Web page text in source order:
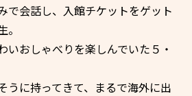
で会話し、入館チケットをゲット
いおしゃべりを楽しんでいた５・
うに持ってきて、まるで海外に出